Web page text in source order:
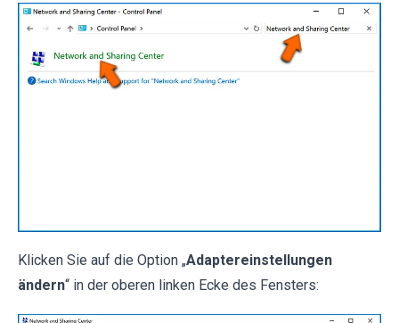
Klicken Sie auf die Option „Adaptereinstellungen
ändern“ in der oberen linken Ecke des Fensters: